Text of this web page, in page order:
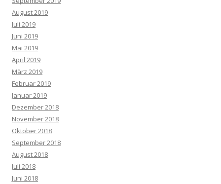
August 2019
Juli 2019
Juni 2019
Mai 2019
April 2019
März 2019
Februar 2019
Januar 2019
Dezember 2018
November 2018
Oktober 2018
September 2018
August 2018
Juli 2018
Juni 2018